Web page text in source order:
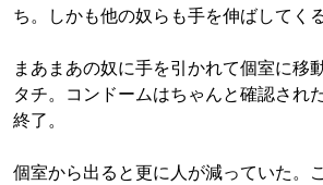
ち。しかも他の奴らも手を伸ばしてくる
まあまあの奴に手を引かれて個室に移
タチ。コンドームはちゃんと確認され
終了。
個室から出ると更に人が減っていた。